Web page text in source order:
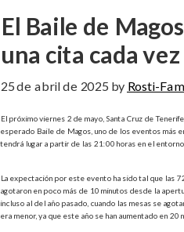
El Baile de
una cita cada
25 de abril de 2025by Rosti-
El próximo viernes 2 de mayo, Santa Cruz de
esperado Baile de Magos, uno de los eventos más
tendrá lugar a partir de las 21:00 horas en el
La expectación por este evento ha sido tal que las
agotaron en poco más de 10 minutos desde la
incluso al del año pasado, cuando las mesas se
era menor, ya que este año se han aumentado en 20